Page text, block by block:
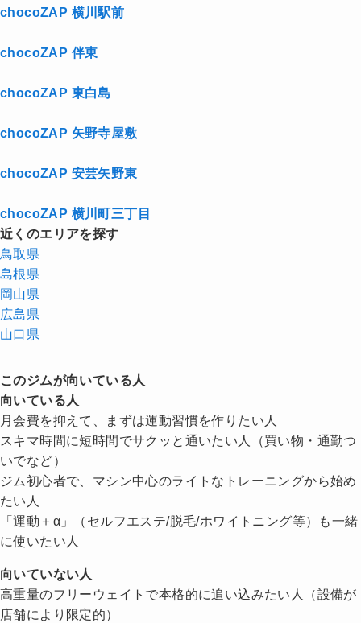
chocoZAP 横川駅前
chocoZAP 伴東
chocoZAP 東白島
chocoZAP 矢野寺屋敷
chocoZAP 安芸矢野東
chocoZAP 横川町三丁目
近くのエリアを探す
鳥取県
島根県
岡山県
広島県
山口県
このジムが向いている人
向いている人
月会費を抑えて、まずは運動習慣を作りたい人
スキマ時間に短時間でサクッと通いたい人（買い物・通勤つ
いでなど）
ジム初心者で、マシン中心のライトなトレーニングから始め
たい人
「運動＋α」（セルフエステ/脱毛/ホワイトニング等）も一緒
に使いたい人
向いていない人
高重量のフリーウェイトで本格的に追い込みたい人（設備が
店舗により限定的）